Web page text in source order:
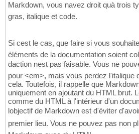
Markdown, vous navez droit quà trois
gras, italique et code.
Si cest le cas, que faire si vous
éléments de la documentation soient
daction nest pas faisable. Vous ne
pour <em>, mais vous perdez l'italique
cela. Toutefois, il rappelle que
uniquement en ajoutant du HTML brut.
comme du HTML à l'intérieur d'un
lobjectif de Markdown est d'éviter
premier lieu. Vous ne pouvez pas non